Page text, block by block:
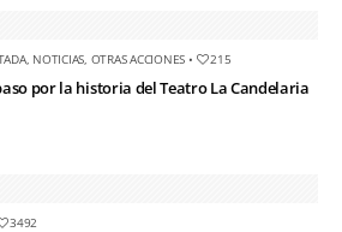
, NOTICIAS OTRAS ACCIONES • 215
por la historia del Teatro La Candelaria
3492